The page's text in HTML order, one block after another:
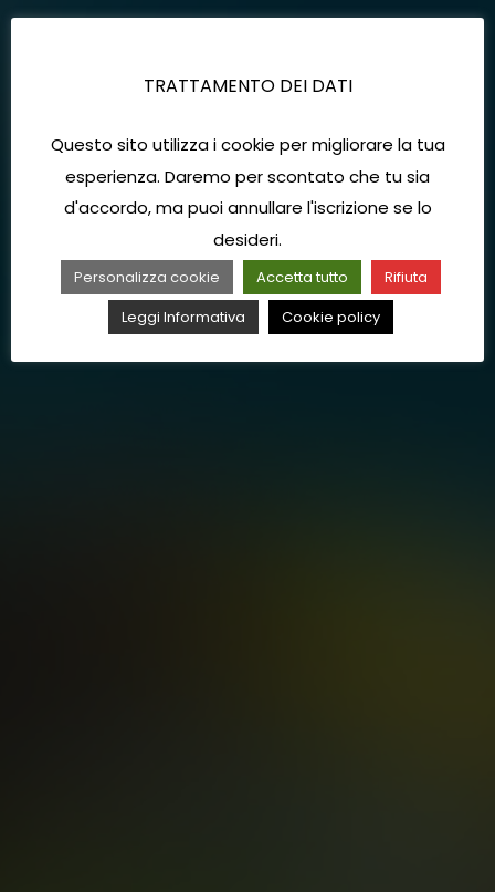
TRATTAMENTO DEI DATI
Questo sito utilizza i cookie per migliorare la tua
esperienza. Daremo per scontato che tu sia
d'accordo, ma puoi annullare l'iscrizione se lo
desideri.
Personalizza cookie Accetta tutto
Rifiuta
Leggi Informativa
Cookie policy